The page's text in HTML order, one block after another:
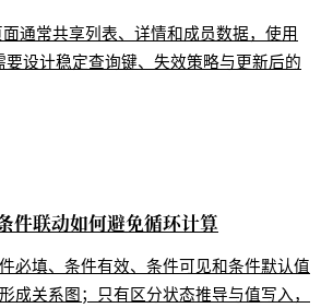
通常共享列表、详情和成员数据，使用
要设计稳定查询键、失效策略与更新后的
件联动如何避免循环计算
必填、条件有效、条件可见和条件默认值
成关系图；只有区分状态推导与值写入，